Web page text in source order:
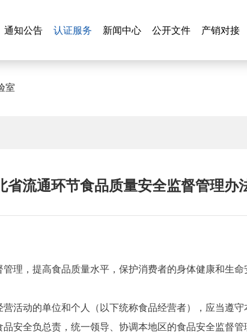
通知公告 认证服务 新闻中心 公开文件 产销对接
室
省流通环节食品质量安全监督管理办
，提高食品质量水平，保护消费者的身体健康和生命
动的单位和个人（以下统称食品经营者），应当遵守
全负总责，统一领导、协调本地区的食品安全监督管